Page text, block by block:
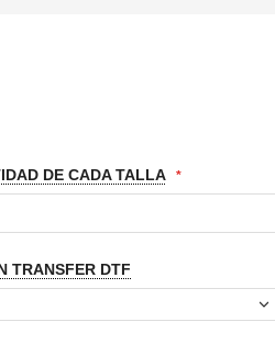
DE CADA TALLA
TRANSFER DTF